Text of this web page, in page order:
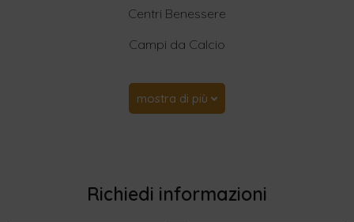
Centri Benessere
Campi da Calcio
mostra di più
Richiedi informazioni